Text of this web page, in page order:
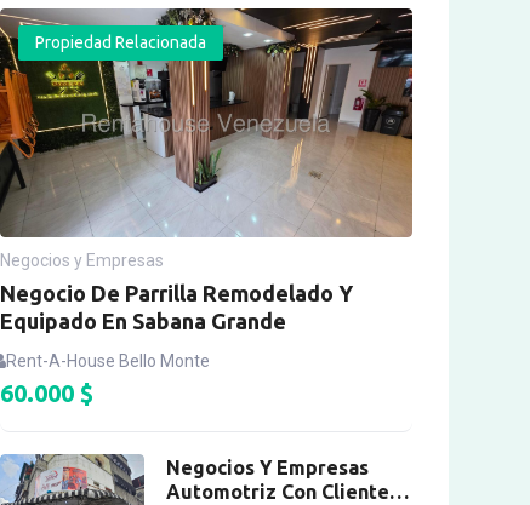
Propiedad Relacionada
Negocios y Empresas
Negocio De Parrilla Remodelado Y
Equipado En Sabana Grande
Rent-A-House Bello Monte
60.000 $
Negocios Y Empresas
Automotriz Con Clientela